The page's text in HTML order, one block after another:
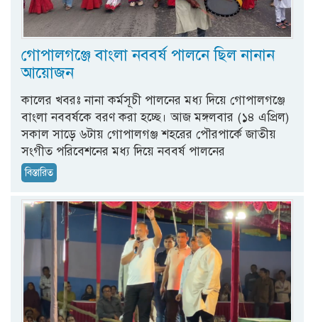
গোপালগঞ্জে বাংলা নববর্ষ পালনে ছিল নানান
আয়োজন
কালের খবরঃ নানা কর্মসূচী পালনের মধ্য দিয়ে গোপালগঞ্জে
বাংলা নববর্ষকে বরণ করা হচ্ছে। আজ মঙ্গলবার (১৪ এপ্রিল)
সকাল সাড়ে ৬টায় গোপালগঞ্জ শহরের পৌরপার্কে জাতীয়
সংগীত পরিবেশনের মধ্য দিয়ে নববর্ষ পালনের
বিস্তারিত